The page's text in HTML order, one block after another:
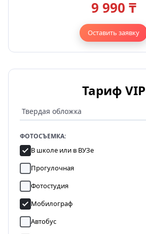
9 990 ₸
Оставить заявку
Тариф VIP
ФОТОСЪЕМКА:
В школе или в ВУЗе
Прогулочная
Фотостудия
Мобилограф
Автобус